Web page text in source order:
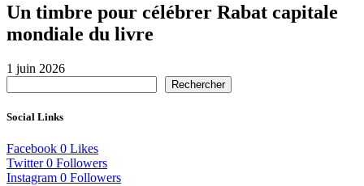
Un timbre pour célébrer Rabat capitale
mondiale du livre
1 juin 2026
Rechercher
Social Links
Facebook 0 Likes
Twitter 0 Followers
Instagram 0 Followers